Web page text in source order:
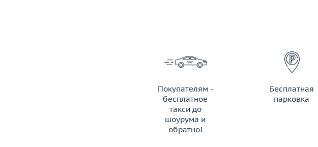
Покупателям -
бесплатное
такси до
шоурума и
обратно!
ЗАКАЗАТЬ ТАКСИ
Бесплатная
парковка